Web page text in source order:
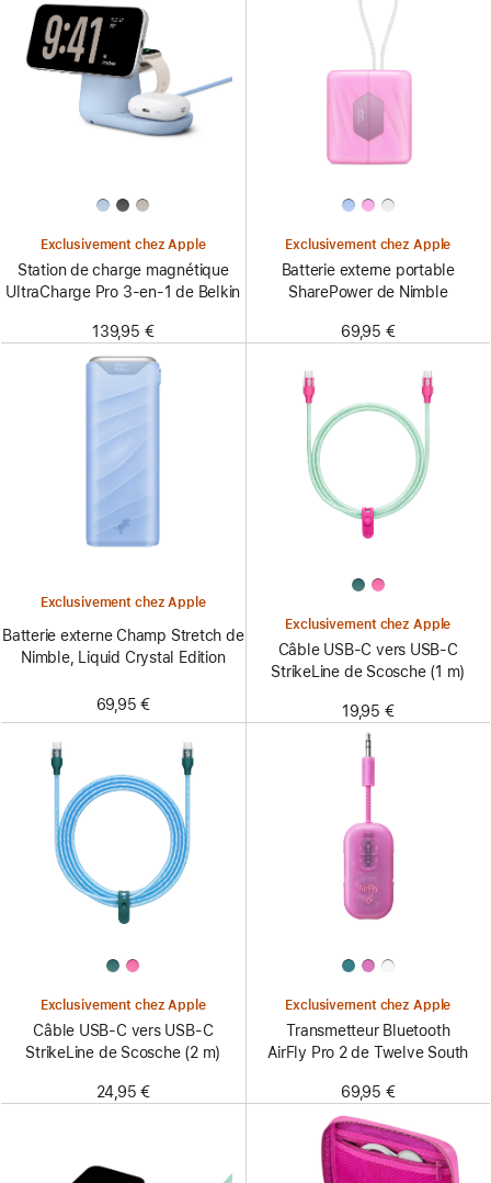
Exclusivement chez Apple
Station de charge magnétique
UltraCharge Pro 3-en-1 de Belkin
139,95 €
Exclusivement chez Apple
Batterie externe portable
SharePower de Nimble
69,95 €
Exclusivement chez Apple
Batterie externe Champ Stretch de
Nimble, Liquid Crystal Edition
69,95 €
Exclusivement chez Apple
Câble USB-C vers USB-C
StrikeLine de Scosche (1 m)
19,95 €
Exclusivement chez Apple
Câble USB-C vers USB-C
StrikeLine de Scosche (2 m)
24,95 €
Exclusivement chez Apple
Transmetteur Bluetooth
AirFly Pro 2 de Twelve South
69,95 €